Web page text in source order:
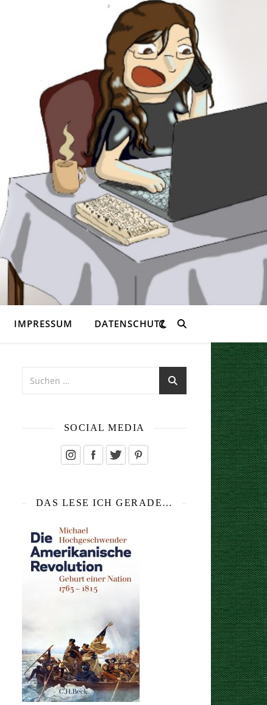
IMPRESSUM DATENSCHUTZ
SOCIAL MEDIA
DAS LESE ICH GERADE…